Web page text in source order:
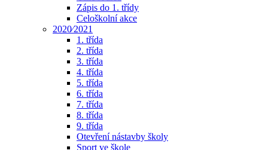
Zápis do 1. třídy
Celoškolní akce
2020⁄2021
1. třída
2. třída
3. třída
4. třída
5. třída
6. třída
7. třída
8. třída
9. třída
Otevření nástavby školy
Sport ve škole